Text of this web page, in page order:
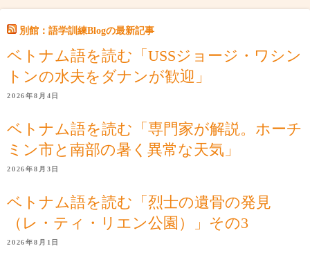
別館：語学訓練Blogの最新記事
ベトナム語を読む「USSジョージ・ワシン
トンの水夫をダナンが歓迎」
2026年8月4日
ベトナム語を読む「専門家が解説。ホーチ
ミン市と南部の暑く異常な天気」
2026年8月3日
ベトナム語を読む「烈士の遺骨の発見
（レ・ティ・リエン公園）」その3
2026年8月1日